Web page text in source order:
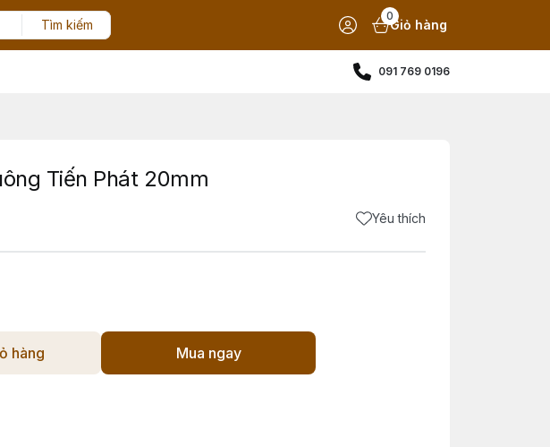
Tìm kiếm
0
Giỏ hàng
091 769 0196
Tiến Phát 20mm
Yêu thích
hàng Mua ngay